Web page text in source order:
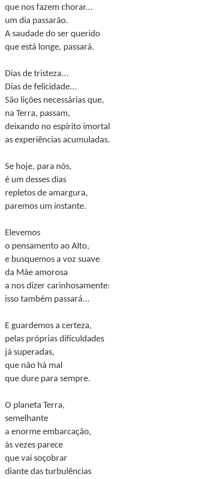
que nos fazem chorar...
um dia passarão.
A saudade do ser querido
que está longe, passará.
Dias de tristeza...
Dias de felicidade...
São lições necessárias que,
na Terra, passam,
deixando no espírito imortal
as experiências acumuladas.
Se hoje, para nós,
é um desses dias
repletos de amargura,
paremos um instante.
Elevemos
o pensamento ao Alto,
e busquemos a voz suave
da Mãe amorosa
a nos dizer carinhosamente:
isso também passará...
E guardemos a certeza,
pelas próprias dificuldades
já superadas,
que não há mal
que dure para sempre.
O planeta Terra,
semelhante
a enorme embarcação,
às vezes parece
que vai soçobrar
diante das turbulências